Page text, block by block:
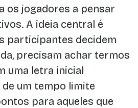
os jogadores a pensar
A ideia central é
participantes decidem
precisam achar termos
uma letra inicial
um tempo limite
para aqueles que